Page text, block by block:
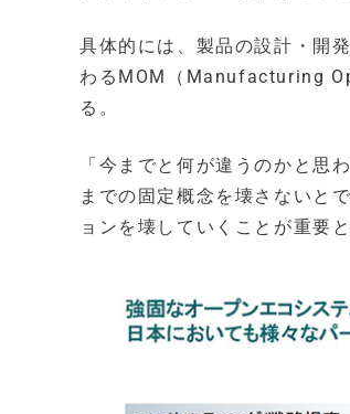
具体的には、製品の設計・開
わるMOM（Manufacturing
る。
「今までと何が違うのかと思
までの固定概念を壊さないと
ョンを壊していくことが重要